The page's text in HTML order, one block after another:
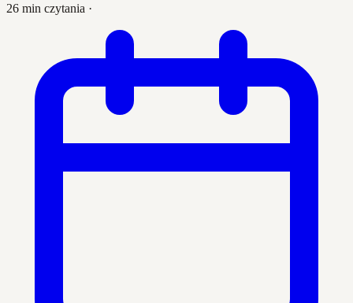
26 min czytania ·